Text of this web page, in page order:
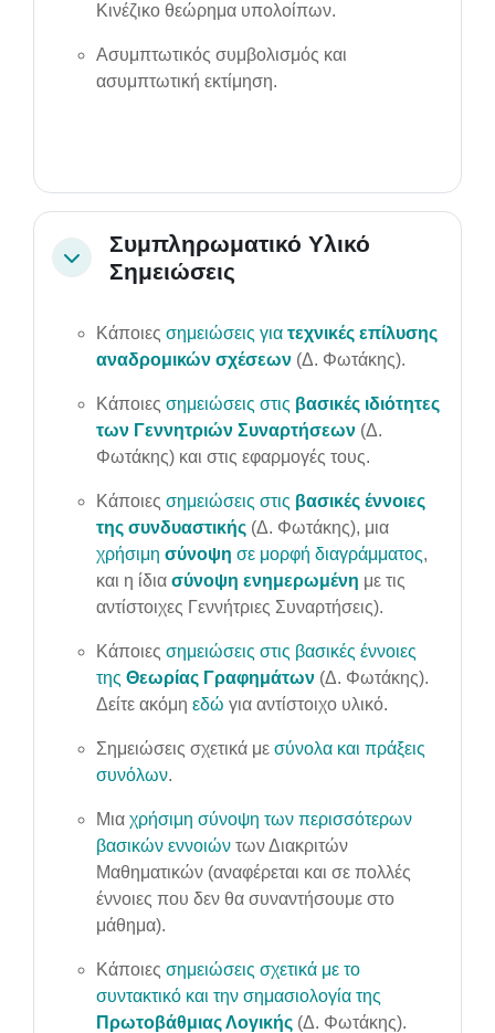
Κινέζικο θεώρημα υπολοίπων.
Ασυμπτωτικός συμβολισμός και
ασυμπτωτική εκτίμηση.
Collapse
Συμπληρωματικό Υλικό
Σημειώσεις
Κάποιες σημειώσεις για τεχνικές επίλυσης
αναδρομικών σχέσεων (Δ. Φωτάκης).
Κάποιες σημειώσεις στις βασικές ιδιότητες
των Γεννητριών Συναρτήσεων (Δ.
Φωτάκης) και στις εφαρμογές τους.
Κάποιες σημειώσεις στις βασικές έννοιες
της συνδυαστικής (Δ. Φωτάκης), μια
χρήσιμη σύνοψη σε μορφή διαγράμματος,
και η ίδια σύνοψη ενημερωμένη με τις
αντίστοιχες Γεννήτριες Συναρτήσεις).
Κάποιες σημειώσεις στις βασικές έννοιες
της Θεωρίας Γραφημάτων (Δ. Φωτάκης).
Δείτε ακόμη εδώ για αντίστοιχο υλικό.
Σημειώσεις σχετικά με σύνολα και πράξεις
συνόλων.
Μια χρήσιμη σύνοψη των περισσότερων
βασικών εννοιών των Διακριτών
Μαθηματικών (αναφέρεται και σε πολλές
έννοιες που δεν θα συναντήσουμε στο
μάθημα).
Κάποιες σημειώσεις σχετικά με το
συντακτικό και την σημασιολογία της
Πρωτοβάθμιας Λογικής (Δ. Φωτάκης).